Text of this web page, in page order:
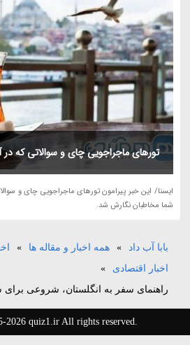
تورهای ماجراجویی چای و سوالاتی که
ایسنا/ این خبر پیرامون تورهای ماجراجویی چای و
شما مخاطبان نگارش شد.
بابا آب داد » همه اخبار و مقاله ها »
اخبار اقتصادی
»
راهنمای سفر به انگلستان، شروعی
2026 quiz1.ir All rights reserved.